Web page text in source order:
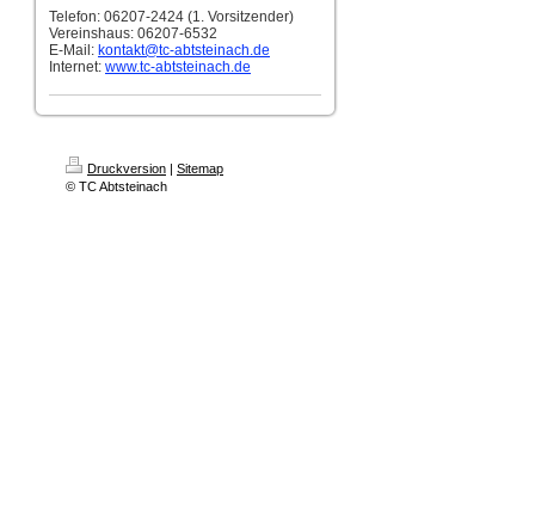
Telefon: 06207-2424 (1. Vorsitzender)
Vereinshaus: 06207-6532
E-Mail: kontakt@tc-abtsteinach.de
Internet: www.tc-abtsteinach.de
Druckversion | Sitemap
© TC Abtsteinach